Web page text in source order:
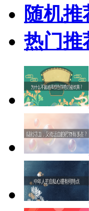
随机推
热门推